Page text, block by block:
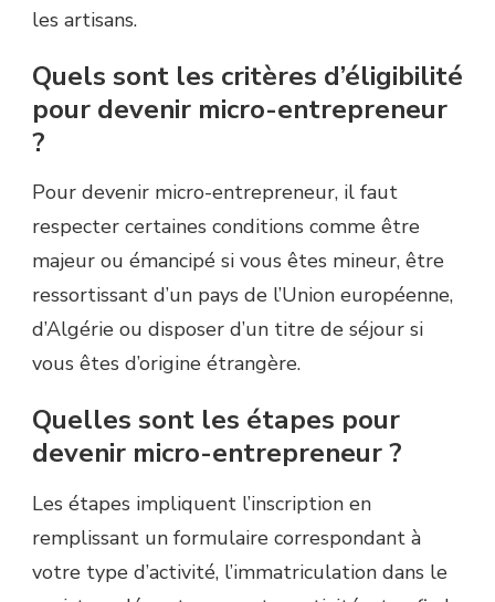
les artisans.
Quels sont les critères d’éligibilité
pour devenir micro-entrepreneur
?
Pour devenir micro-entrepreneur, il faut
respecter certaines conditions comme être
majeur ou émancipé si vous êtes mineur, être
ressortissant d’un pays de l’Union européenne,
d’Algérie ou disposer d’un titre de séjour si
vous êtes d’origine étrangère.
Quelles sont les étapes pour
devenir micro-entrepreneur ?
Les étapes impliquent l’inscription en
remplissant un formulaire correspondant à
votre type d’activité, l’immatriculation dans le